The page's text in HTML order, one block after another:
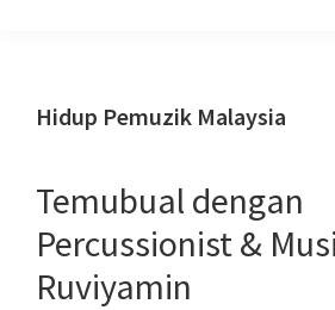
Hidup Pemuzik Malaysia
Temubual dengan
Percussionist &
Ruviyamin